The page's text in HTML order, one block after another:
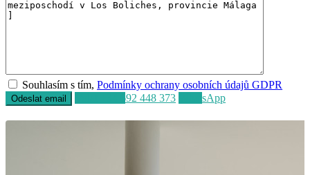
Prodej
Souhlasím s tím,Podmínky ochrany osobních údajů GDPR
+34 692 448 373 WhatsApp